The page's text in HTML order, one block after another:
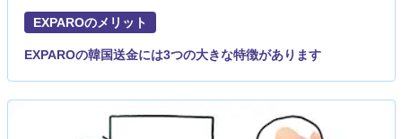
EXPAROのメリット
EXPAROの韓国送金には3つの大きな特徴があります